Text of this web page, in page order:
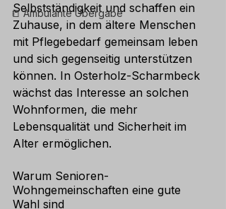
📒 Ambulante Übergabe
Selbstständigkeit und schaffen ein
Zuhause, in dem ältere Menschen
mit Pflegebedarf gemeinsam leben
und sich gegenseitig unterstützen
können. In Osterholz-Scharmbeck
wächst das Interesse an solchen
Wohnformen, die mehr
Lebensqualität und Sicherheit im
Alter ermöglichen.
Warum Senioren-
Wohngemeinschaften eine gute
Wahl sind